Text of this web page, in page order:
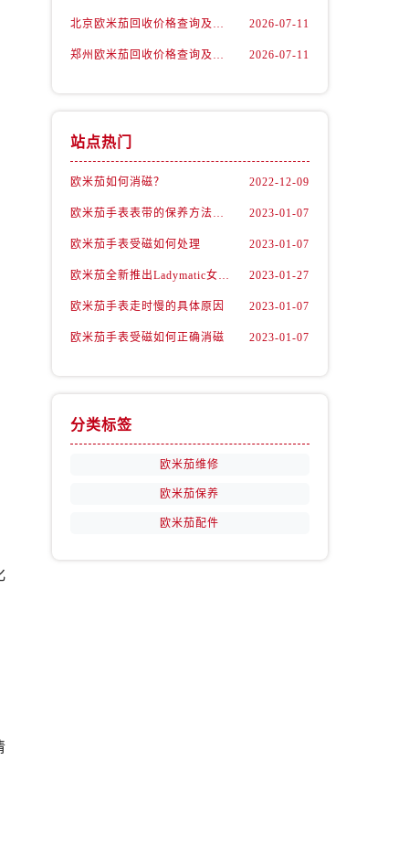
北京欧米茄回收价格查询及靠谱回收平台实测排行（2026年7月最新数据） 2026-07-11
郑州欧米茄回收价格查询及各大平台实测排行(2026年7月最新数据) 2026-07-11
站点热门
欧米茄如何消磁？ 2022-12-09
欧米茄手表表带的保养方法有哪些？ 2023-01-07
欧米茄手表受磁如何处理 2023-01-07
欧米茄全新推出Ladymatic女表系列腕表 2023-01-27
欧米茄手表走时慢的具体原因 2023-01-07
欧米茄手表受磁如何正确消磁 2023-01-07
分类标签
欧米茄维修
欧米茄保养
欧米茄配件